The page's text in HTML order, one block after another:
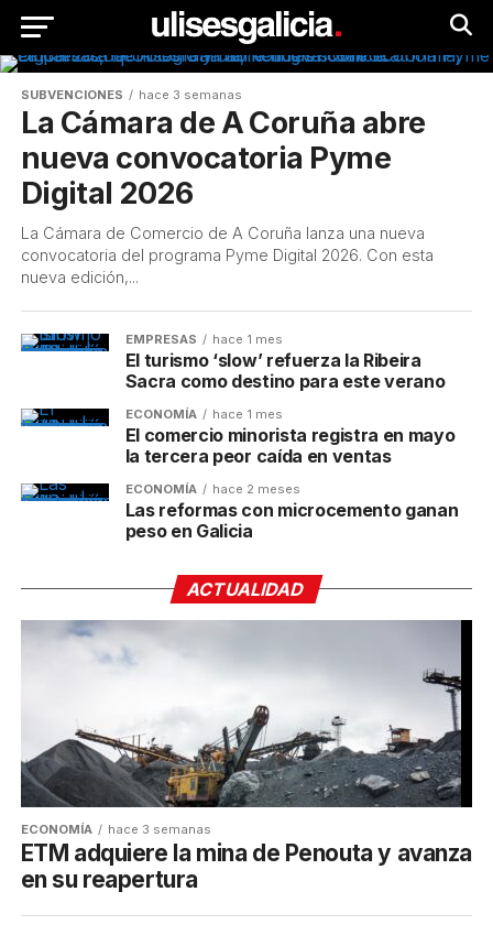
SUBVENCIONES hace 3 semanas
La Cámara de A Coruña abre
nueva convocatoria Pyme
Digital 2026
La Cámara de Comercio de A Coruña lanza una nueva
convocatoria del programa Pyme Digital 2026. Con esta
nueva edición,...
EMPRESAS hace 1 mes
El turismo ‘slow’ refuerza la Ribeira
Sacra como destino para este verano
ECONOMÍA hace 1 mes
El comercio minorista registra en mayo
la tercera peor caída en ventas
ECONOMÍA hace 2 meses
Las reformas con microcemento ganan
peso en Galicia
ACTUALIDAD
ECONOMÍA hace 3 semanas
ETM adquiere la mina de Penouta y avanza
en su reapertura